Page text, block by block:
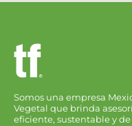
Somos una empresa
Vegetal que brinda
eficiente, sustentable y